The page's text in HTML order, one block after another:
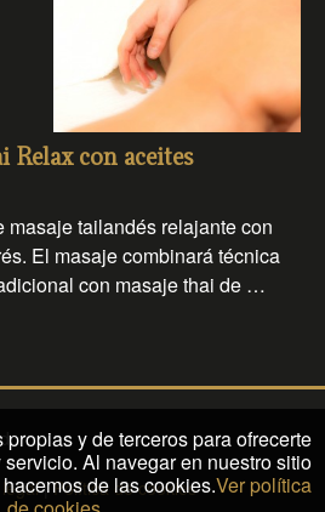
Relax con aceites
masaje tailandés relajante con
El masaje combinará técnica
con masaje thai de …
|Política de cookies
y de terceros para ofrecerte
Al navegar en nuestro sitio
de las cookies.Ver política